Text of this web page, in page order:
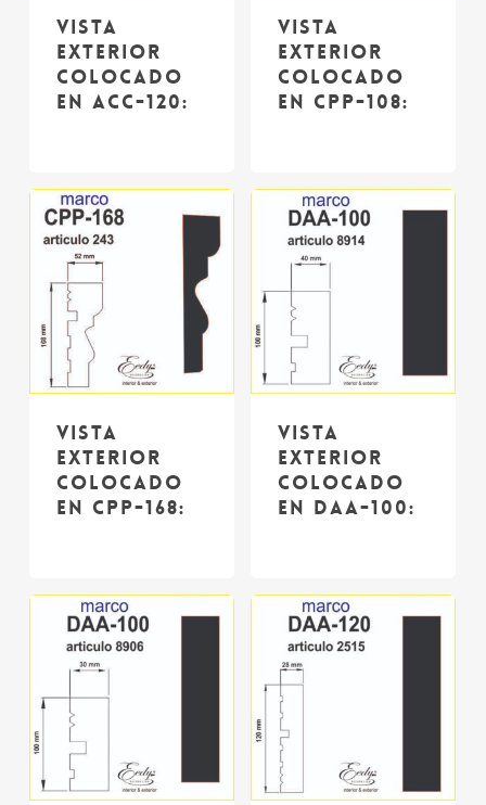
Vista
exterior
colocado
en ACC-120:
Vista
exterior
colocado
en CPP-108:
Vista
exterior
colocado
en CPP-168:
Vista
exterior
colocado
en DAA-100: